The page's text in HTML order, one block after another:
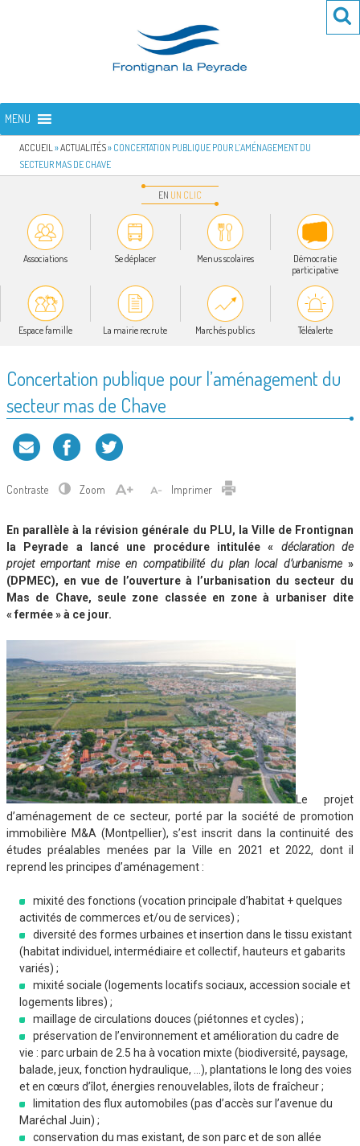
FRONTIGNAN LA PEYRADE
MENU
ACCUEIL »ACTUALITÉS» CONCERTATION PUBLIQUE POUR L’AMÉNAGEMENT DU
SECTEUR MAS DE CHAVE
EN UN CLIC
Associations Se déplacer Menus scolaires
Démocratie
participative
Espace famille La mairie recrute Marchés publics Téléalerte
Concertation publique pour l’aménagement du
secteur mas de Chave
Contraste Zoom Imprimer
En parallèle à la révision générale du PLU, la Ville de Frontignan
la Peyrade a lancé une procédure intitulée « déclaration de
projet emportant mise en compatibilité du plan local d’urbanisme»
(DPMEC), en vue de l’ouverture à l’urbanisation du secteur du
Mas de Chave, seule zone classée en zone à urbaniser dite
« fermée » à ce jour.
Le projet
d’aménagement de ce secteur, porté par la société de promotion
immobilière M&A (Montpellier), s’est inscrit dans la continuité des
études préalables menées par la Ville en 2021 et 2022, dont il
reprend les principes d’aménagement :
mixité des fonctions (vocation principale d’habitat + quelques
activités de commerces et/ou de services) ;
diversité des formes urbaines et insertion dans le tissu existant
(habitat individuel, intermédiaire et collectif, hauteurs et gabarits
variés) ;
mixité sociale (logements locatifs sociaux, accession sociale et
logements libres) ;
maillage de circulations douces (piétonnes et cycles) ;
préservation de l’environnement et amélioration du cadre de
vie : parc urbain de 2.5 ha à vocation mixte (biodiversité, paysage,
balade, jeux, fonction hydraulique, …), plantations le long des voies
et en cœurs d’îlot, énergies renouvelables, îlots de fraîcheur ;
limitation des flux automobiles (pas d’accès sur l’avenue du
Maréchal Juin) ;
conservation du mas existant, de son parc et de son allée